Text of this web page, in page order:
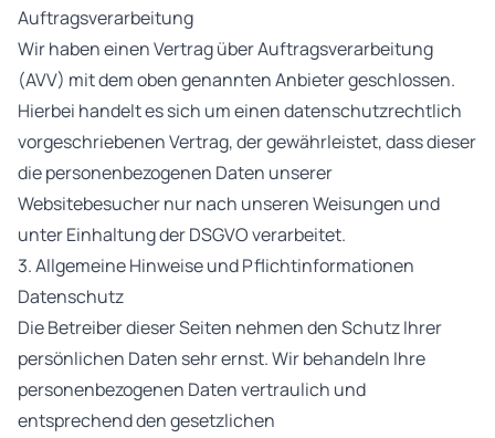
Auftragsverarbeitung
Wir haben einen Vertrag über Auftragsverarbeitung
(AVV) mit dem oben genannten Anbieter geschlossen.
Hierbei handelt es sich um einen datenschutzrechtlich
vorgeschriebenen Vertrag, der gewährleistet, dass dieser
die personenbezogenen Daten unserer
Websitebesucher nur nach unseren Weisungen und
unter Einhaltung der DSGVO verarbeitet.
3. Allgemeine Hinweise und Pflichtinformationen
Datenschutz
Die Betreiber dieser Seiten nehmen den Schutz Ihrer
persönlichen Daten sehr ernst. Wir behandeln Ihre
personenbezogenen Daten vertraulich und
entsprechend den gesetzlichen